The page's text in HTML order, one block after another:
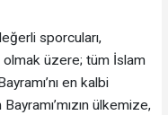
sporcuları,
üzere; tüm İslam
en kalbi
ülkemize,